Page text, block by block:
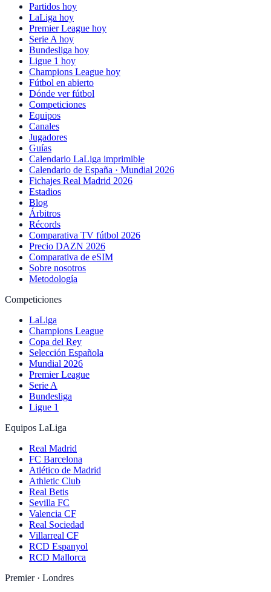
Partidos hoy
LaLiga hoy
Premier League hoy
Serie A hoy
Bundesliga hoy
Ligue 1 hoy
Champions League hoy
Fútbol en abierto
Dónde ver fútbol
Competiciones
Equipos
Canales
Jugadores
Guías
Calendario LaLiga imprimible
Calendario de España · Mundial 2026
Fichajes Real Madrid 2026
Estadios
Blog
Árbitros
Récords
Comparativa TV fútbol 2026
Precio DAZN 2026
Comparativa de eSIM
Sobre nosotros
Metodología
Competiciones
LaLiga
Champions League
Copa del Rey
Selección Española
Mundial 2026
Premier League
Serie A
Bundesliga
Ligue 1
Equipos LaLiga
Real Madrid
FC Barcelona
Atlético de Madrid
Athletic Club
Real Betis
Sevilla FC
Valencia CF
Real Sociedad
Villarreal CF
RCD Espanyol
RCD Mallorca
Premier · Londres